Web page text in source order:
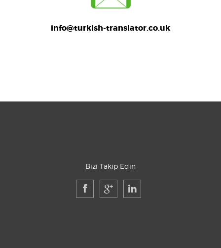
info@turkish-translator.co.uk
Bizi Takip Edin